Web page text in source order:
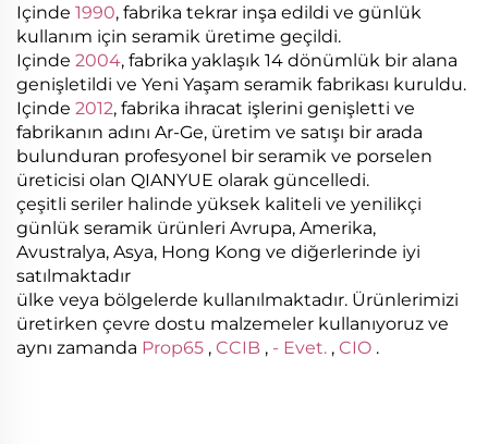
Içinde 1990, fabrika tekrar inşa edildi ve günlük
kullanım için seramik üretime geçildi.
Içinde 2004, fabrika yaklaşık 14 dönümlük bir alana
genişletildi ve Yeni Yaşam seramik fabrikası kuruldu.
Içinde 2012, fabrika ihracat işlerini genişletti ve
fabrikanın adını Ar-Ge, üretim ve satışı bir arada
bulunduran profesyonel bir seramik ve porselen
üreticisi olan QIANYUE olarak güncelledi.
çeşitli seriler halinde yüksek kaliteli ve yenilikçi
günlük seramik ürünleri Avrupa, Amerika,
Avustralya, Asya, Hong Kong ve diğerlerinde iyi
satılmaktadır
ülke veya bölgelerde kullanılmaktadır. Ürünlerimizi
üretirken çevre dostu malzemeler kullanıyoruz ve
aynı zamanda Prop65 , CCIB , - Evet. , CIO .